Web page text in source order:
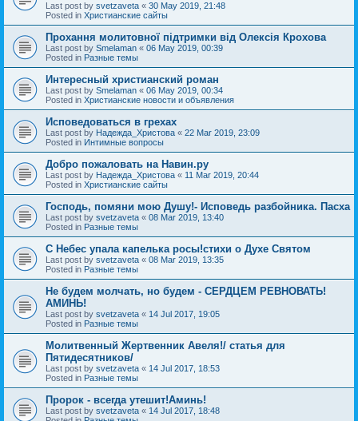
Last post by svetzaveta « 30 May 2019, 21:48
Posted in Христианские сайты
Прохання молитовної підтримки від Олексія Крохова
Last post by Smelaman « 06 May 2019, 00:39
Posted in Разные темы
Интересный христианский роман
Last post by Smelaman « 06 May 2019, 00:34
Posted in Христианские новости и объявления
Исповедоваться в грехах
Last post by Надежда_Христова « 22 Mar 2019, 23:09
Posted in Интимные вопросы
Добро пожаловать на Навин.ру
Last post by Надежда_Христова « 11 Mar 2019, 20:44
Posted in Христианские сайты
Господь, помяни мою Душу!- Исповедь разбойника. Пасха
Last post by svetzaveta « 08 Mar 2019, 13:40
Posted in Разные темы
C Небес упала капелька росы!стихи о Духе Святом
Last post by svetzaveta « 08 Mar 2019, 13:35
Posted in Разные темы
Не будем молчать, но будем - СЕРДЦЕМ РЕВНОВАТЬ!
АМИНЬ!
Last post by svetzaveta « 14 Jul 2017, 19:05
Posted in Разные темы
Молитвенный Жертвенник Авеля!/ статья для
Пятидесятников/
Last post by svetzaveta « 14 Jul 2017, 18:53
Posted in Разные темы
Пророк - всегда утешит!Аминь!
Last post by svetzaveta « 14 Jul 2017, 18:48